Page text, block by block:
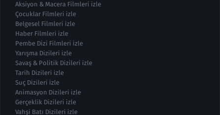
Aksiyon & Macera Filmleri izle
Çocuklar Filmleri izle
Belgesel Filmleri izle
Haber Filmleri izle
Pembe Dizi Filmleri izle
Yarışma Dizileri izle
Savaş & Politik Dizileri izle
Tarih Dizileri izle
Suç Dizileri izle
Animasyon Dizileri izle
Gerçeklik Dizileri izle
Vahşi Batı Dizileri izle